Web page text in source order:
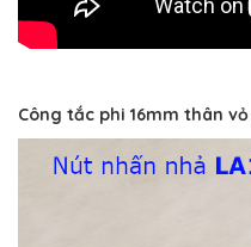
Công tắc phi 16mm thân